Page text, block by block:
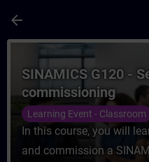
arrow_back
Curso -
SINAMICS G120 -
commissioning
Learning Event - Classroom
In this course, you will
and commission a